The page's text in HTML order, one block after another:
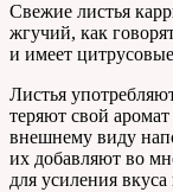
Свежие листья
жгучий, как
и имеет
Листья
теряют свой
внешнему виду
их добавляют во
для усиления